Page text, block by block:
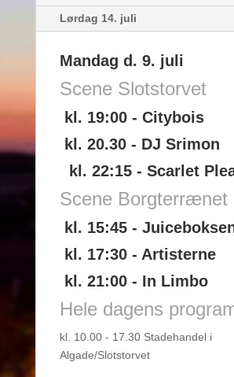
Lørdag 14. juli
Mandag d. 9. juli
Scene Slotstorvet
kl. 19:00 - Citybois
kl. 20.30 - DJ Srimon
kl. 22:15 - Scarlet
Scene Borgterrænet
kl. 15:45 -
kl. 17:30 - Artisterne
kl. 21:00 - In Limbo
Hele dagens
kl. 10.00 - 17.30 Stadehandel i
Algade/Slotstorvet